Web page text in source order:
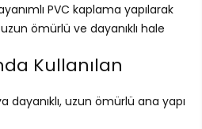
PVC kaplama yapılarak
ömürlü ve dayanıklı hale
Kullanılan
dayanıklı, uzun ömürlü ana yapı